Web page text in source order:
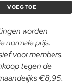
VOEG TOE
worden
normale prijs.
voor members.
tegen de
€8,95.